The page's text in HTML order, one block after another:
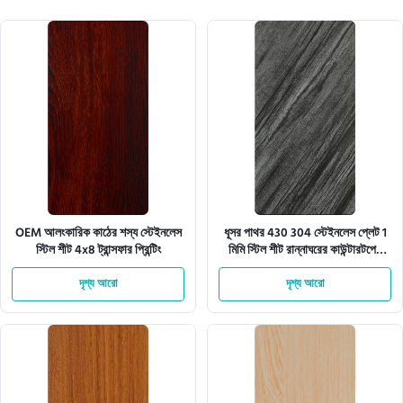
OEM আলংকারিক কাঠের শস্য স্টেইনলেস
স্টিল শীট 4x8 ট্রান্সফার প্রিন্টিং
দৃশ্য আরো
ধূসর পাথর 430 304 স্টেইনলেস প্লেট 1
মিমি স্টিল শীট রান্নাঘরের কাউন্টারটপের
জন্য
দৃশ্য আরো